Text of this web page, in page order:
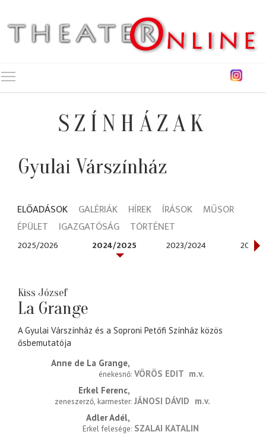
SZÍNHÁZAK
Gyulai Várszínház
ELŐADÁSOK GALÉRIÁK HÍREK ÍRÁSOK
MŰSOR
ÉPÜLET
IGAZGATÓSÁG TÖRTÉNET
2025/2026 2024/2025 2023/2024 2022/
Kiss József
La Grange
A Gyulai Várszínház és a Soproni Petőfi Színház közös
ősbemutatója
Anne de La Grange
énekesnő VÖRÖS EDIT m.v.
Erkel Ferenc
zeneszerző, karmester JÁNOSI DÁVID m.v.
Adler Adél
Erkel felesége SZALAI KATALIN